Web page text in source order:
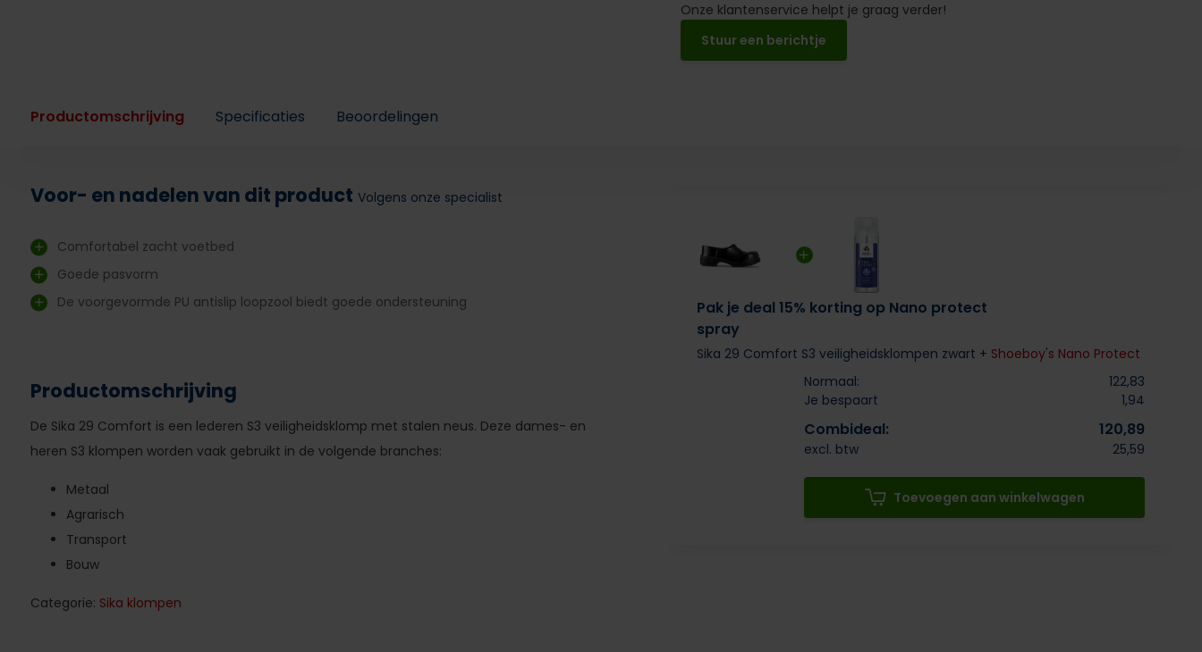
Onze klantenservice helpt je graag verder!
Stuur een berichtje
Productomschrijving Specificaties Beoordelingen
Voor- en nadelen van dit product Volgens onze specialist
Comfortabel zacht voetbed
Goede pasvorm
De voorgevormde PU antislip loopzool biedt goede ondersteuning
Productomschrijving
De Sika 29 Comfort is een lederen S3 veiligheidsklomp met stalen neus. Deze dames- en
heren S3 klompen worden vaak gebruikt in de volgende branches:
Metaal
Agrarisch
Transport
Bouw
Categorie: Sika klompen
Pak je deal 15% korting op Nano protect
spray
Sika 29 Comfort S3 veiligheidsklompen zwart + Shoeboy's Nano Protect
Normaal:
122,83
Je bespaart
1,94
Combideal: 120,89
excl. btw 25,59
Toevoegen aan winkelwagen